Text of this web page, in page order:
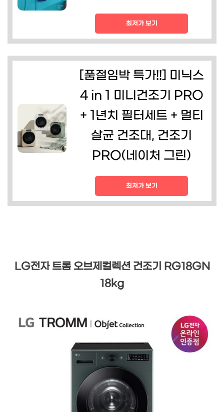
최저가 보기
[품절임박 특가!!] 미닉스
4 in 1 미니건조기 PRO
+ 1년치 필터세트 + 멀티
살균 건조대, 건조기
PRO(네이처 그린)
최저가 보기
LG전자 트롬 오브제컬렉션 건조기 RG18GN
18kg